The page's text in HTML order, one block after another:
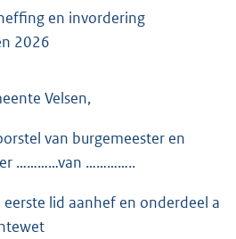
en invordering
2026
Velsen,
van burgemeester en
…………van …………..
lid aanhef en onderdeel a